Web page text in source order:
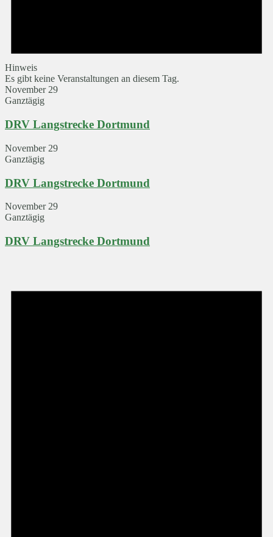
Hinweis
Es gibt keine Veranstaltungen an diesem Tag.
November 29
Ganztägig
DRV Langstrecke Dortmund
November 29
Ganztägig
DRV Langstrecke Dortmund
November 29
Ganztägig
DRV Langstrecke Dortmund